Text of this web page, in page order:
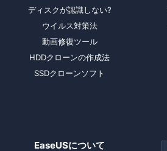
ディスクが認識しない?
ウイルス対策法
動画修復ツール
HDDクローンの作成法
SSDクローンソフト
EaseUSについて